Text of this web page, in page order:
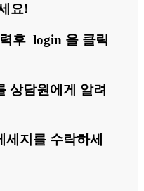
요!
후 login 을 클릭
상담원에게 알려
세지를 수락하세